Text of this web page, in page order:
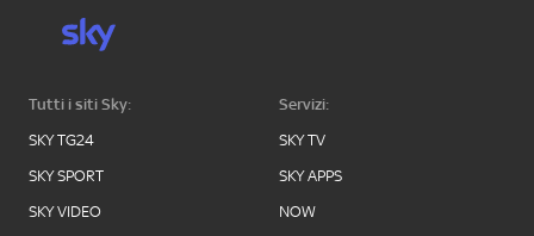
Tutti i siti Sky:
SKY TG24
SKY SPORT
SKY VIDEO
Servizi:
SKY TV
SKY APPS
NOW